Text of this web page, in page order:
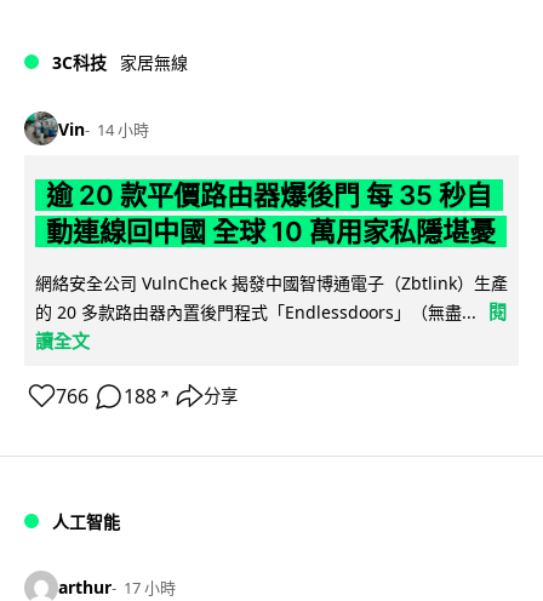
3C科技 家居無線
Vin 14 小時
逾 20 款平價路由器爆後門 每 35 秒自
動連線回中國 全球 10 萬用家私隱堪憂
網絡安全公司 VulnCheck 揭發中國智博通電子（Zbtlink）生產
的 20 多款路由器內置後門程式「Endlessdoors」（無盡...
閱
讀全文
766 188 ↗ 分享
人工智能
arthur 17 小時